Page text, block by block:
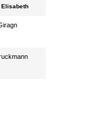
Elisabeth